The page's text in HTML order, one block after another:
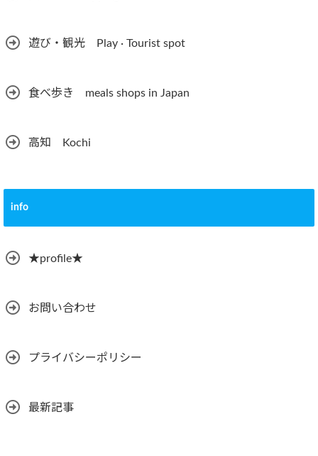
遊び・観光 Play · Tourist spot
食べ歩き meals shops in Japan
高知 Kochi
info
★profile★
お問い合わせ
プライバシーポリシー
最新記事